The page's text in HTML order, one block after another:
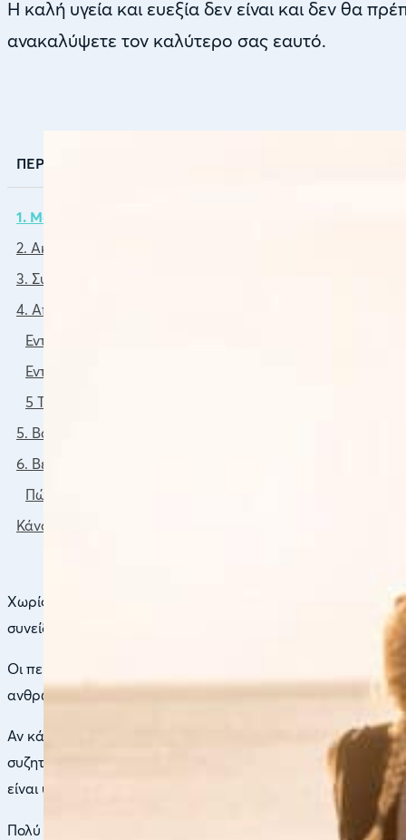
Η καλή υγεία και ευεξία δεν είναι και δεν θα
ανακαλύψετε τον καλύτερο σας εαυτό.
ΠΕΡΙΕΧΟΜΕΝΑ
1. Μάθετε ν’ Αγαπάτε τον Εαυτό σας
2. Ακολουθείστε τη Μεσογειακή Διατροφή
3. Συμπληρώματα Διατροφής με την Πραγματική Έννοια
4. Αποκαταστήστε την καλή λειτουργία του εντέρου
Εντερικό Μικροβίωμα
Εντερική Διαπερατότητα
5 Τρόποι Να Βελτιώσετε την Εντερική Υγεια
5. Βάλτε την Άσκηση στη Ζωή σας
6. Βελτιώστε την ποιότητα του ύπνου σας (7-8 ώρες)
Πώς να αυξήσετε την διάρκεια του ύπνου καθώς και να
Κάνοντας το Πρώτο Βήμα
Χωρίς αμφιβολία η πιο χιλιοειπωμένη ευχή που δέχονται
συνείδησή μας την υγεία ως την σημαντικότερη ευχή γιατί
Οι περισσότεροι όμως άνθρωποι αγνοούν τι πραγματικά
ανθρώπινο σώμα. Άραγε όμως αν κάποιος δεν πάσχει από
Αν κάποιος έχει ξεχάσει τι σημαίνει να βρίσκεσαι σε μία
συζητώντας, χαλαρώνοντας), είναι υγιής; Αν κάποιος
είναι υγιής;
Πολύ εύκολα καταλαβαίνουμε πως αν θα πρέπει να